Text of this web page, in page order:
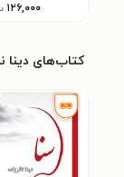
۱۲۶,۰۰۰
کتاب‌های دینا